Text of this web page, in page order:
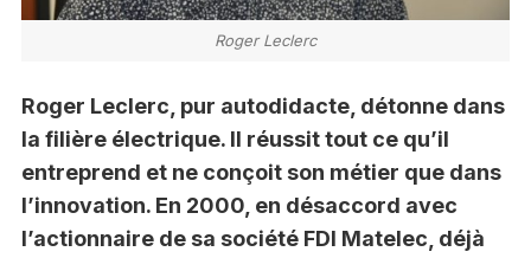
Roger Leclerc
Roger Leclerc, pur autodidacte, détonne dans
la filière électrique. Il réussit tout ce qu’il
entreprend et ne conçoit son métier que dans
l’innovation. En 2000, en désaccord avec
l’actionnaire de sa société FDI Matelec, déjà